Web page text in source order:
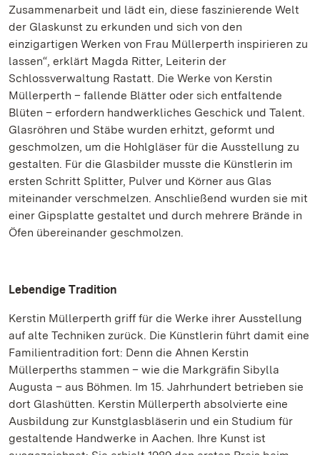
Zusammenarbeit und lädt ein, diese faszinierende Welt
der Glaskunst zu erkunden und sich von den
einzigartigen Werken von Frau Müllerperth inspirieren zu
lassen“, erklärt Magda Ritter, Leiterin der
Schlossverwaltung Rastatt. Die Werke von Kerstin
Müllerperth – fallende Blätter oder sich entfaltende
Blüten – erfordern handwerkliches Geschick und Talent.
Glasröhren und Stäbe wurden erhitzt, geformt und
geschmolzen, um die Hohlgläser für die Ausstellung zu
gestalten. Für die Glasbilder musste die Künstlerin im
ersten Schritt Splitter, Pulver und Körner aus Glas
miteinander verschmelzen. Anschließend wurden sie mit
einer Gipsplatte gestaltet und durch mehrere Brände in
Öfen übereinander geschmolzen.
Lebendige Tradition
Kerstin Müllerperth griff für die Werke ihrer Ausstellung
auf alte Techniken zurück. Die Künstlerin führt damit eine
Familientradition fort: Denn die Ahnen Kerstin
Müllerperths stammen – wie die Markgräfin Sibylla
Augusta – aus Böhmen. Im 15. Jahrhundert betrieben sie
dort Glashütten. Kerstin Müllerperth absolvierte eine
Ausbildung zur Kunstglasbläserin und ein Studium für
gestaltende Handwerke in Aachen. Ihre Kunst ist